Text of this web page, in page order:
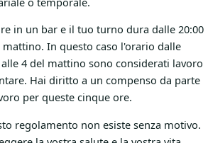
in un bar e il tuo turno dura dalle 20:00
mattino. In questo caso l'orario dalle
4 del mattino sono considerati lavoro
Hai diritto a un compenso da parte
per queste cinque ore.
regolamento non esiste senza motivo.